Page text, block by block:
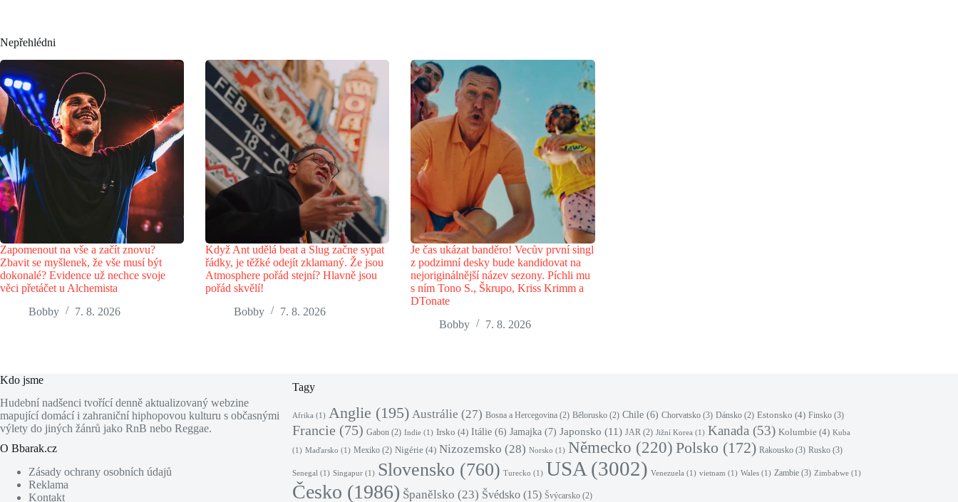
Nepřehlédni
Zapomenout na vše a začít znovu?
Zbavit se myšlenek, že vše musí být
dokonalé? Evidence už nechce svoje
věci přetáčet u Alchemista
Bobby
7. 8. 2026
Když Ant udělá beat a Slug začne sypat
řádky, je těžké odejít zklamaný. Že jsou
Atmosphere pořád stejní? Hlavně jsou
pořád skvělí!
Bobby
7. 8. 2026
Je čas ukázat banděro! Vecův první singl
z podzimní desky bude kandidovat na
nejoriginálnější název sezony. Píchli mu
s ním Tono S., Škrupo, Kriss Krimm a
DTonate
Bobby
7. 8. 2026
Kdo jsme
Hudební nadšenci tvořící denně aktualizovaný webzine
mapující domácí i zahraniční hiphopovou kulturu s občasnými
výlety do jiných žánrů jako RnB nebo Reggae.
O Bbarak.cz
Zásady ochrany osobních údajů
Reklama
Kontakt
Tagy
Afrika(1) Anglie (195) Austrálie (27) Bosna a Hercegovina(2) Bělorusko(2) Chile(6) Chorvatsko(3) Dánsko(2) Estonsko (4) Finsko(3)
Francie (75) Gabon(2) Indie(1) Irsko (4) Itálie(6) Jamajka(7) Japonsko (11) JAR(2) Jižní Korea(1) Kanada(53) Kolumbie(4) Kuba
(1) Maďarsko (1) Mexiko(2) Nigérie(4) Nizozemsko (28) Norsko (1) Německo (220) Polsko (172) Rakousko(3) Rusko(3)
Senegal(1) Singapur(1) Slovensko (760) Turecko (1) USA(3002) Venezuela(1) vietnam (1) Wales(1) Zambie(3) Zimbabwe(1)
Česko (1986) Španělsko (23) Švédsko(15) Švýcarsko(2)